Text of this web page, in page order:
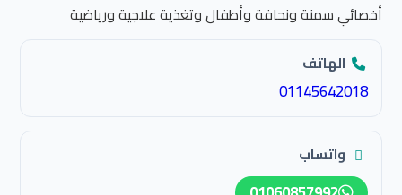
أخصائي سمنة ونحافة وأطفال وتغذية علاجية ورياضية
الهاتف
01145642018
واتساب